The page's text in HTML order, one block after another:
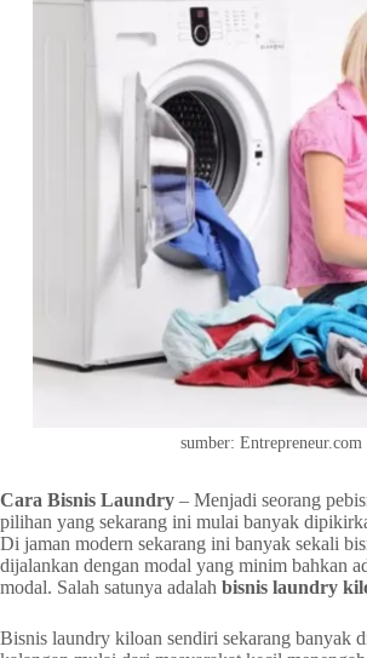
sumber: Entrepreneur.com
Cara Bisnis Laundry – Menjadi seorang
pilihan yang sekarang ini mulai banyak
Di jaman modern sekarang ini banyak sekali
dijalankan dengan modal yang minim bahkan
modal. Salah satunya adalah bisnis laundry
Bisnis laundry kiloan sendiri sekarang banyak